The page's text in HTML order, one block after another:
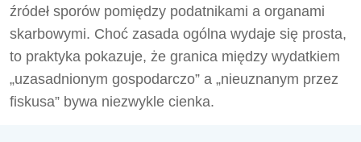
źródeł sporów pomiędzy podatnikami a organami
skarbowymi. Choć zasada ogólna wydaje się prosta,
to praktyka pokazuje, że granica między wydatkiem
„uzasadnionym gospodarczo” a „nieuznanym przez
fiskusa” bywa niezwykle cienka.